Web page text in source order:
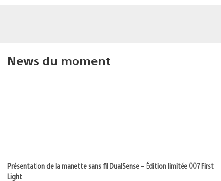
News du moment
Présentation de la manette sans fil DualSense – Édition limitée 007 First
Light